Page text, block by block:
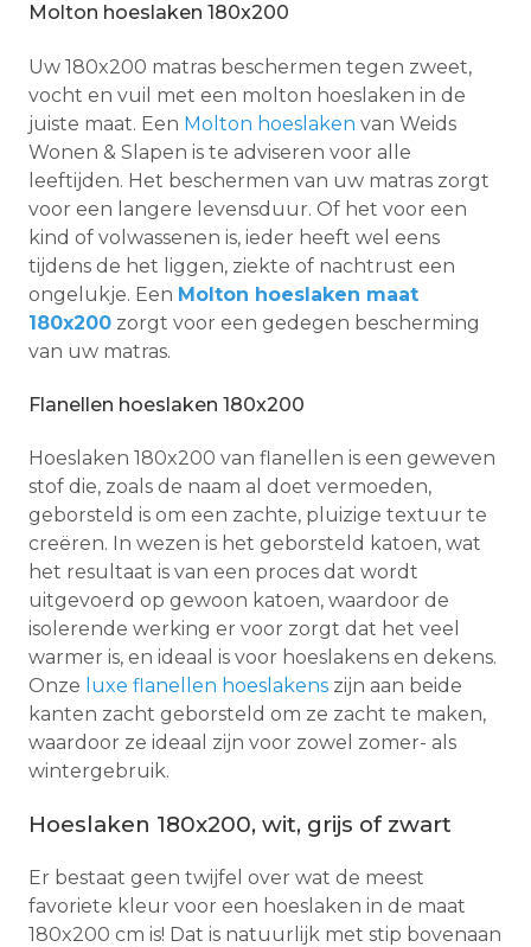
Molton hoeslaken 180x200
Uw 180x200 matras beschermen tegen zweet,
vocht en vuil met een molton hoeslaken in de
juiste maat. Een Molton hoeslaken van Weids
Wonen & Slapen is te adviseren voor alle
leeftijden. Het beschermen van uw matras zorgt
voor een langere levensduur. Of het voor een
kind of volwassenen is, ieder heeft wel eens
tijdens de het liggen, ziekte of nachtrust een
ongelukje. Een Molton hoeslaken maat
180x200 zorgt voor een gedegen bescherming
van uw matras.
Flanellen hoeslaken 180x200
Hoeslaken 180x200 van flanellen is een geweven
stof die, zoals de naam al doet vermoeden,
geborsteld is om een ​​zachte, pluizige textuur te
creëren. In wezen is het geborsteld katoen, wat
het resultaat is van een proces dat wordt
uitgevoerd op gewoon katoen, waardoor de
isolerende werking er voor zorgt dat het veel
warmer is, en ideaal is voor hoeslakens en dekens.
Onze luxe flanellen hoeslakens zijn aan beide
kanten zacht geborsteld om ze zacht te maken,
waardoor ze ideaal zijn voor zowel zomer- als
wintergebruik.
Hoeslaken 180x200, wit, grijs of zwart
Er bestaat geen twijfel over wat de meest
favoriete kleur voor een hoeslaken in de maat
180x200 cm is! Dat is natuurlijk met stip bovenaan